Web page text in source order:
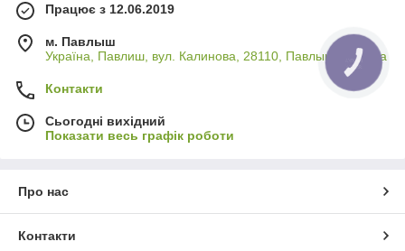
Працює з 12.06.2019
м. Павлыш
Україна, Павлиш, вул. Калинова, 28110, Павлыш, Україна
Контакти
Сьогодні вихідний
Показати весь графік роботи
Про нас
Контакти